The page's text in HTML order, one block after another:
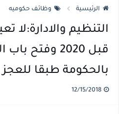
اعلان وظائف الشركة القابضة لمصر للطيران لشغل
الرئيسية وظائف حكوميه
التنظيم والادارة:لا
قبل 2020 وفتح
بالحكومة طبقا للعجز